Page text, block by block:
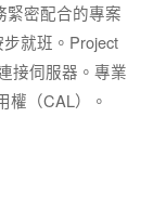
緊密配合的專案
就班。Project
接伺服器。專業
權（CAL）。